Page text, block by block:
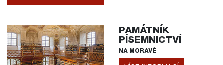
PAMÁTNÍK
PÍSEMNICTVÍ
NA MORAVĚ